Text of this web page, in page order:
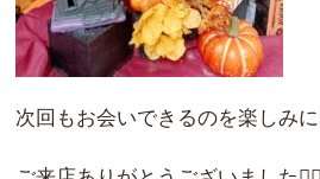
次回もお会いできるのを楽しみ